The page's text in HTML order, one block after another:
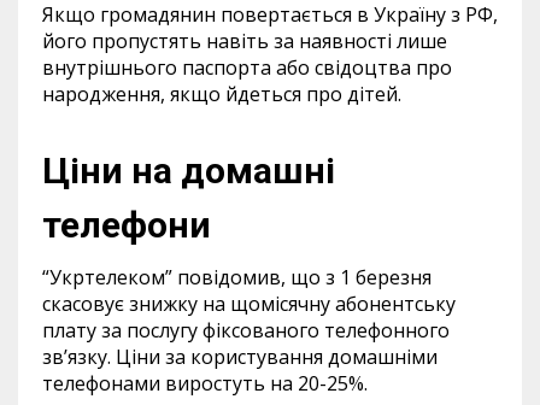
Якщо громадянин повертається в Україну з РФ,
його пропустять навіть за наявності лише
внутрішнього паспорта або свідоцтва про
народження, якщо йдеться про дітей.
Ціни на домашні
телефони
“Укртелеком” повідомив, що з 1 березня
скасовує знижку на щомісячну абонентську
плату за послугу фіксованого телефонного
зв’язку. Ціни за користування домашніми
телефонами виростуть на 20-25%.